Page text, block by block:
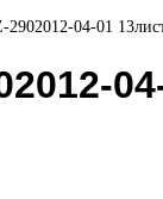
2902012-04-01